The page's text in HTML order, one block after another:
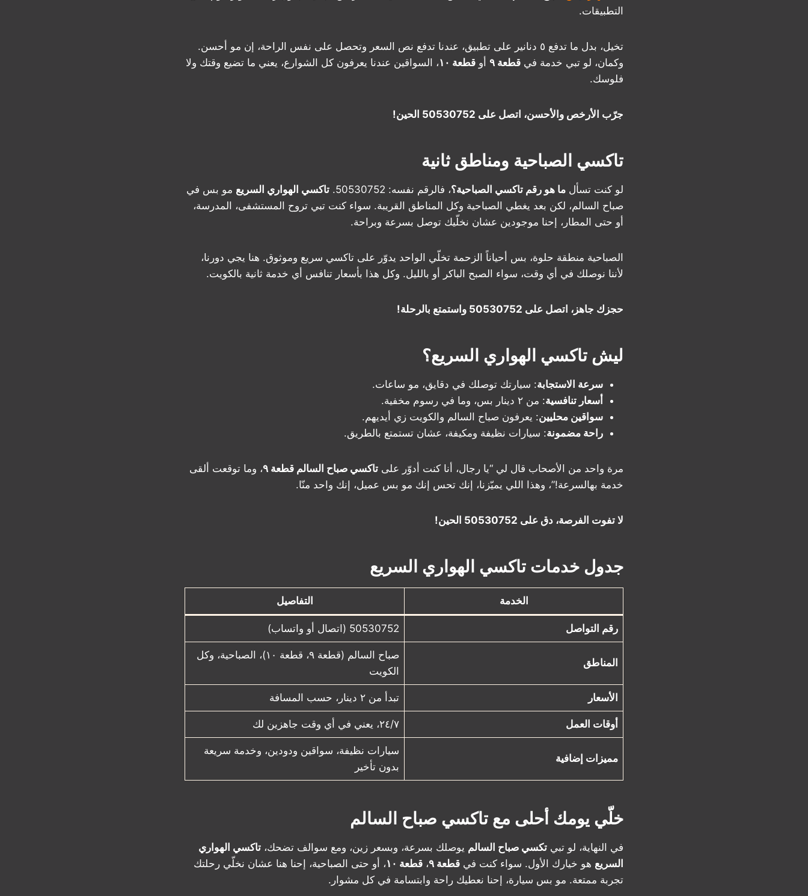
التطبيقات.
تخيل، بدل ما تدفع ٥ دنانير على تطبيق، عندنا تدفع نص السعر وتحصل على نفس الراحة، إن مو أحسن.
وكمان، لو تبي خدمة في قطعة ٩ أو قطعة ١٠
، السواقين عندنا يعرفون كل الشوارع، يعني ما تضيع وقتك ولا
فلوسك.
جرّب الأرخص والأحسن، اتصل على 50530752 الحين!
تاكسي الصباحية ومناطق ثانية
لو كنت تسأل ما هو رقم تاكسي الصباحية؟، فالرقم نفسه: 50530752. تاكسي الهواري السريع مو بس في
صباح السالم، لكن بعد يغطي الصباحية وكل المناطق القريبة. سواء كنت تبي تروح المستشفى، المدرسة،
أو حتى المطار، إحنا موجودين عشان نخلّيك توصل بسرعة وبراحة.
الصباحية منطقة حلوة، بس أحياناً الزحمة تخلّي الواحد يدوّر على تاكسي سريع وموثوق. هنا يجي دورنا،
لأننا نوصلك في أي وقت، سواء الصبح الباكر أو بالليل. وكل هذا بأسعار تنافس أي خدمة ثانية بالكويت.
حجزك جاهز، اتصل على 50530752 واستمتع بالرحلة!
ليش تاكسي الهواري السريع؟
سرعة الاستجابة: سيارتك توصلك في دقايق، مو ساعات.
أسعار تنافسية: من ٢ دينار بس، وما في رسوم مخفية.
سواقين محليين: يعرفون صباح السالم والكويت زي أيديهم.
راحة مضمونة: سيارات نظيفة ومكيفة، عشان تستمتع بالطريق.
مرة واحد من الأصحاب قال لي “يا رجال، أنا كنت أدوّر على تاكسي صباح السالم قطعة ٩
، وما توقعت ألقى
خدمة بهالسرعة!”، وهذا اللي يميّزنا، إنك تحس إنك مو بس عميل، إنك واحد منّا.
لا تفوت الفرصة، دق على 50530752 الحين!
جدول خدمات تاكسي الهواري السريع
الخدمة التفاصيل
رقم التواصل 50530752 (اتصال أو واتساب)
المناطق
صباح السالم (قطعة ٩، قطعة ١٠)، الصباحية، وكل
الكويت
الأسعار تبدأ من ٢ دينار، حسب المسافة
أوقات العمل ٢٤/٧، يعني في أي وقت جاهزين لك
مميزات إضافية
سيارات نظيفة، سواقين ودودين، وخدمة سريعة
بدون تأخير
خلّي يومك أحلى مع تاكسي صباح السالم
في النهاية، لو تبي تكسي صباح السالم يوصلك بسرعة، وبسعر زين، ومع سوالف تضحك، تاكسي الهواري
السريع هو خيارك الأول. سواء كنت في قطعة ٩ ، قطعة ١٠
، أو حتى الصباحية، إحنا هنا عشان نخلّي رحلتك
تجربة ممتعة. مو بس سيارة، إحنا نعطيك راحة وابتسامة في كل مشوار.